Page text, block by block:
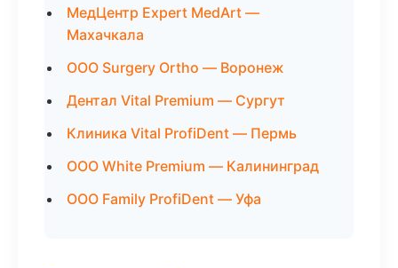
МедЦентр Expert MedArt —
Махачкала
ООО Surgery Ortho — Воронеж
Дентал Vital Premium — Сургут
Клиника Vital ProfiDent — Пермь
ООО White Premium — Калининград
ООО Family ProfiDent — Уфа